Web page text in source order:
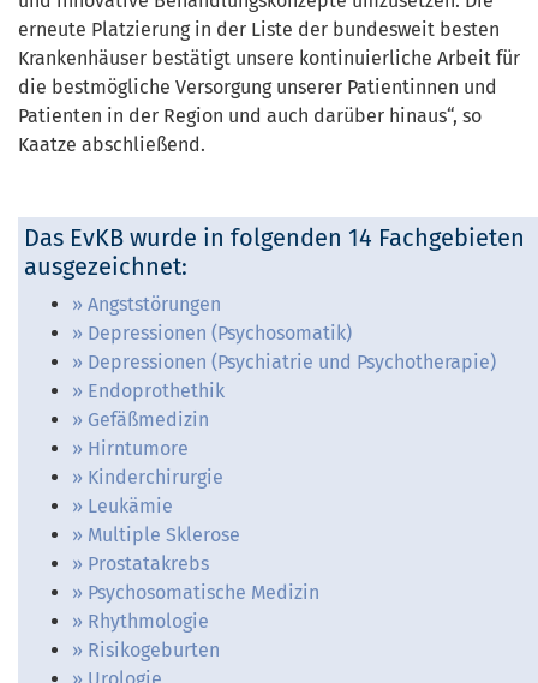
erneute Platzierung in der Liste der bundesweit besten
Krankenhäuser bestätigt unsere kontinuierliche Arbeit für
die bestmögliche Versorgung unserer Patientinnen und
Patienten in der Region und auch darüber hinaus“, so
Kaatze abschließend.
Das EvKB wurde in folgenden 14 Fachgebieten
ausgezeichnet:
Angststörungen
Depressionen (Psychosomatik)
Depressionen (Psychiatrie und Psychotherapie)
Endoprothethik
Gefäßmedizin
Hirntumore
Kinderchirurgie
Leukämie
Multiple Sklerose
Prostatakrebs
Psychosomatische Medizin
Rhythmologie
Risikogeburten
Urologie